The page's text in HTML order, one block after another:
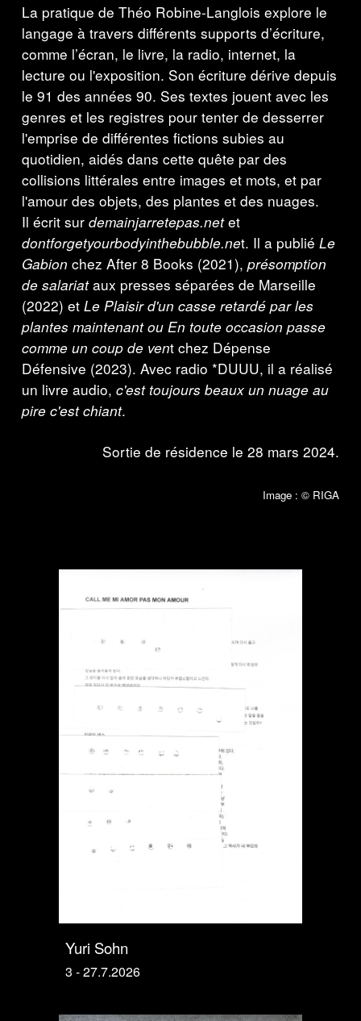
La pratique de Théo Robine-Langlois explore le
langage à travers différents supports d’écriture,
comme l’écran, le livre, la radio, internet, la
lecture ou l'exposition. Son écriture dérive depuis
le 91 des années 90. Ses textes jouent avec les
genres et les registres pour tenter de desserrer
l'emprise de différentes fictions subies au
quotidien, aidés dans cette quête par des
collisions littérales entre images et mots, et par
l'amour des objets, des plantes et des nuages.
Il écrit sur demainjarretepas.netet
dontforgetyourbodyinthebubble.net. Il a publiéLe
Gabion chez After 8 Books (2021),présomption
de salariataux presses séparées de Marseille
(2022) etLe Plaisir d'un casse retardé par les
plantes maintenant ou En toute occasion passe
comme un coup de vent chez Dépense
Défensive (2023). Avec radio *DUUU, il a réalisé
un livre audio,c'est toujours beaux un nuage au
pire c'est chiant.
Sortie de résidence le 28 mars 2024.
Image : © RIGA
Yuri Sohn
3 - 27.7.2026